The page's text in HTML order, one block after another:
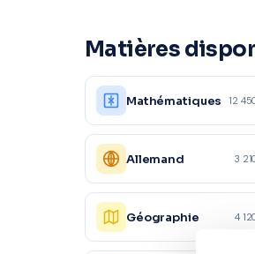
Matières
Mathématiques 12
Allemand 3
Géographie 4